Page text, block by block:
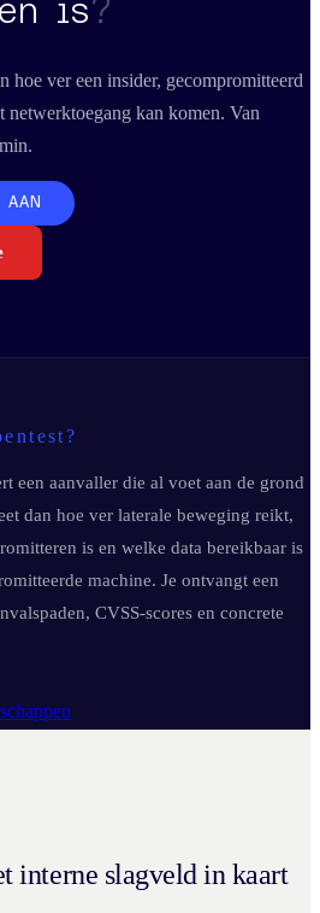
is?
hoe ver een insider, gecompromitteerd
netwerktoegang kan komen. Van
AAN
een aanvaller die al voet aan de grond
dan hoe ver laterale beweging reikt,
is en welke data bereikbaar is
machine. Je ontvangt een
CVSS-scores en concrete
interne slagveld in kaart